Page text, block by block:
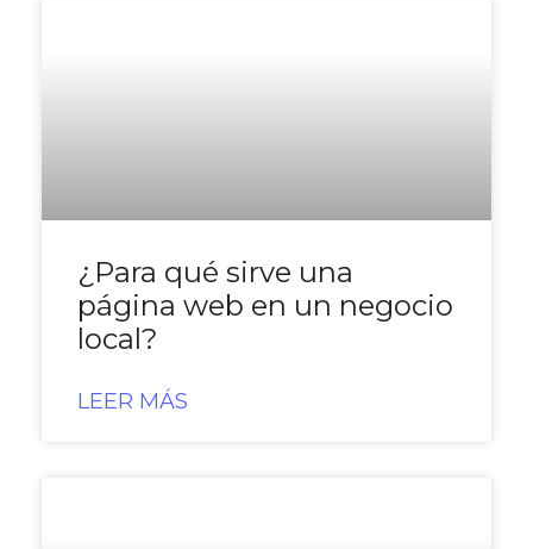
¿Para qué sirve una
página web en un negocio
local?
LEER MÁS